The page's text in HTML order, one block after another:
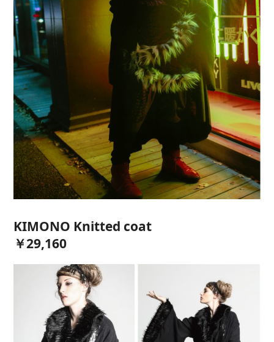
KIMONO Knitted coat
￥29,160